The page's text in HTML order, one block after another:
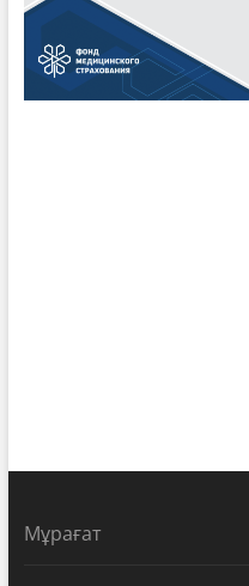
Мұрағат